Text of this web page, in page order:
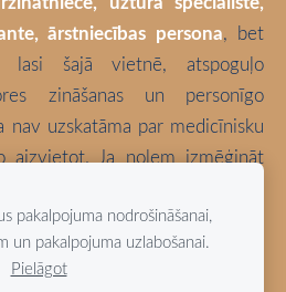
ārstniecības persona, bet
šajā vietnē, atspoguļo
zināšanas un personīgo
nav uzskatāma par medicīnisku
aizvietot. Ja nolem izmēģināt
autores fotogrāfijas (ja vien nav
pakalpojuma nodrošināšanai,
un pakalpojuma uzlabošanai.
Pielāgot